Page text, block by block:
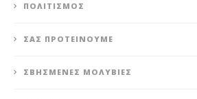
ΠΟΛΙΤΙΣΜΌΣ
ΣΑΣ ΠΡΟΤΕΊΝΟΥΜΕ
ΣΒΗΣΜΈΝΕΣ ΜΟΛΥΒΙΈΣ